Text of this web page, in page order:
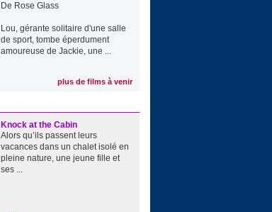
De Rose Glass
Lou, gérante solitaire d'une salle
de sport, tombe éperdument
amoureuse de Jackie, une ...
plus de films à venir
Knock at the Cabin
Alors qu’ils passent leurs
vacances dans un chalet isolé en
pleine nature, une jeune fille et
ses ...